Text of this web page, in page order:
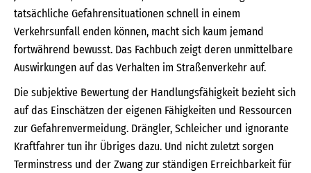
tatsächliche Gefahrensituationen schnell in einem
Verkehrsunfall enden können, macht sich kaum jemand
fortwährend bewusst. Das Fachbuch zeigt deren unmittelbare
Auswirkungen auf das Verhalten im Straßenverkehr auf.
Die subjektive Bewertung der Handlungsfähigkeit bezieht sich
auf das Einschätzen der eigenen Fähigkeiten und Ressourcen
zur Gefahrenvermeidung. Drängler, Schleicher und ignorante
Kraftfahrer tun ihr Übriges dazu. Und nicht zuletzt sorgen
Terminstress und der Zwang zur ständigen Erreichbarkeit für